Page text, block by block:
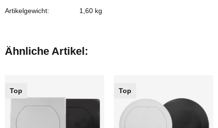
Artikelgewicht:
1,60 kg
Ähnliche Artikel:
Top Top